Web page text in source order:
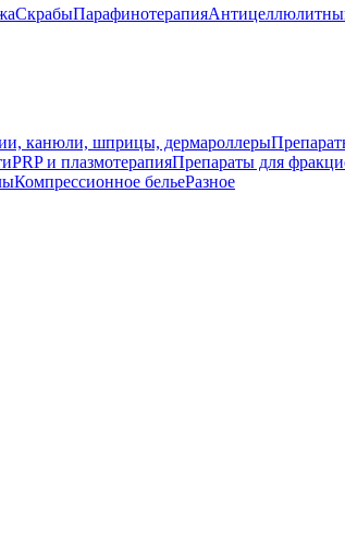
СкрабыПарафинотерапия
канюли, шприцы, дермароллеры
PRP и плазмотерапияПрепараты для
Компрессионное бельеРазное